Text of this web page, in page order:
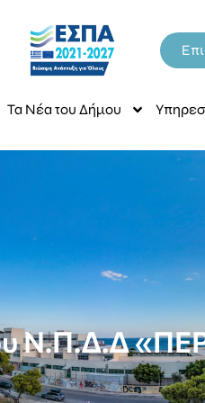
Τα Νέα του Δήμου
Ν.Π.Δ.Δ